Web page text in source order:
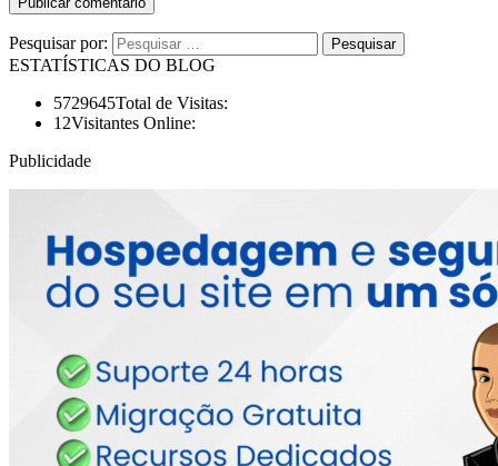
Pesquisar por:
ESTATÍSTICAS DO BLOG
5729645Total de Visitas:
12Visitantes Online:
Publicidade